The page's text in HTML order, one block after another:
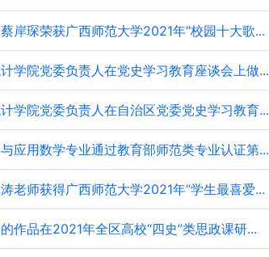
岸琛荣获广西师范大学2021年“校园十大歌...
计学院党委负责人在党史学习教育座谈会上做...
计学院党委负责人在自治区党委党史学习教育...
与应用数学专业通过教育部师范类专业认证第...
老师获得广西师范大学2021年“学生最喜爱...
作品在2021年全区高校“四史”类思政课研...